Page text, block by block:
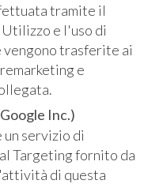
tramite il
e l'uso di
vengono trasferite ai
e
Inc.)
servizio di
Targeting fornito da
di questa